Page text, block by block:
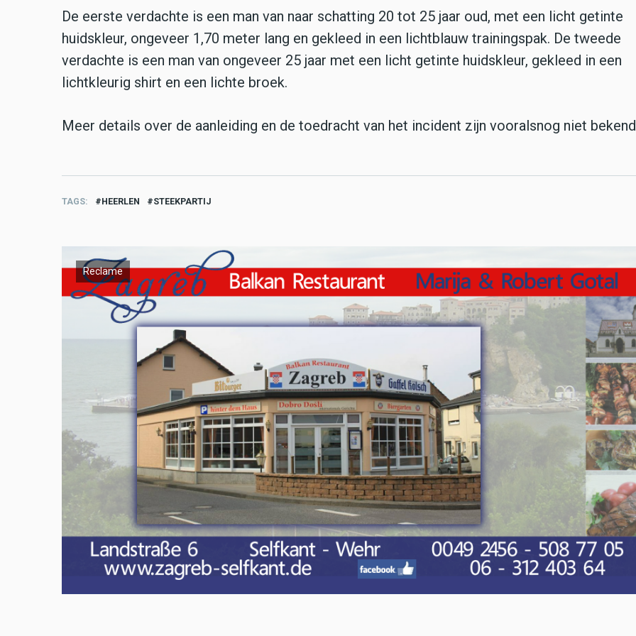
De eerste verdachte is een man van naar schatting 20 tot 25 jaar oud, met een licht getinte
huidskleur, ongeveer 1,70 meter lang en gekleed in een lichtblauw trainingspak. De tweede
verdachte is een man van ongeveer 25 jaar met een licht getinte huidskleur, gekleed in een
lichtkleurig shirt en een lichte broek.
Meer details over de aanleiding en de toedracht van het incident zijn vooralsnog niet
TAGS HEERLEN STEEKPARTIJ
Reclame